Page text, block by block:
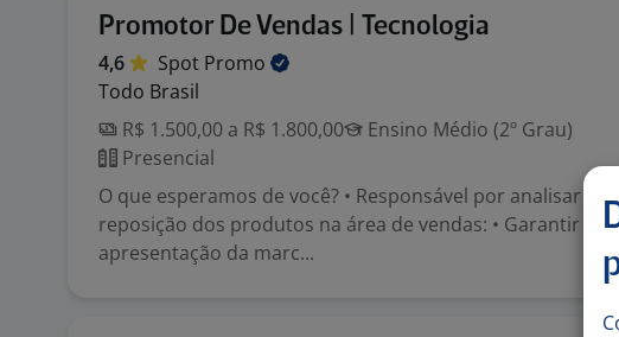
Promotor De Vendas | Tecnologia
4,6 Spot Promo
Todo Brasil
R$ 1.500,00 a R$ 1.800,00
Ensino Médio (2º Grau)
Presencial
O que esperamos de você? • Responsável por analisar e
reposição dos produtos na área de vendas: • Garantir a
apresentação da marc...